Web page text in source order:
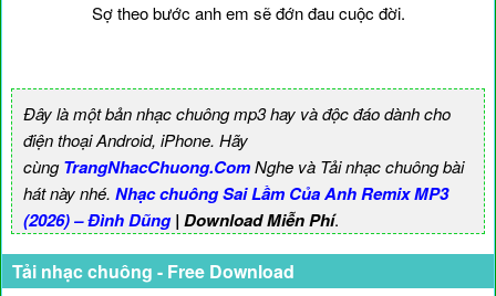
Sợ theo bước anh em sẽ đớn đau cuộc đời.
Đây là một bản nhạc chuông mp3 hay và độc đáo dành cho
điện thoại Android, iPhone. Hãy
cùngTrangNhacChuong.ComNghe và Tải nhạc chuông bài
hát này nhé. Nhạc chuông Sai Lầm Của Anh Remix MP3
(2026) – Đình Dũng| Download Miễn Phí.
Tải nhạc chuông - Free Download